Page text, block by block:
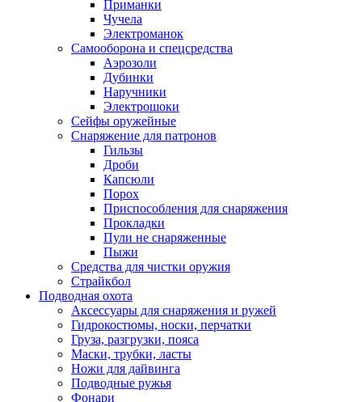
Приманки
Чучела
Электроманок
Самооборона и спецсредства
Аэрозоли
Дубинки
Наручники
Электрошоки
Сейфы оружейные
Снаряжение для патронов
Гильзы
Дроби
Капсюли
Порох
Приспособления для снаряжения
Прокладки
Пули не снаряженные
Пыжи
Средства для чистки оружия
Страйкбол
Подводная охота
Аксессуары для снаряжения и ружей
Гидрокостюмы, носки, перчатки
Груза, разгрузки, пояса
Маски, трубки, ласты
Ножи для дайвинга
Подводные ружья
Фонари